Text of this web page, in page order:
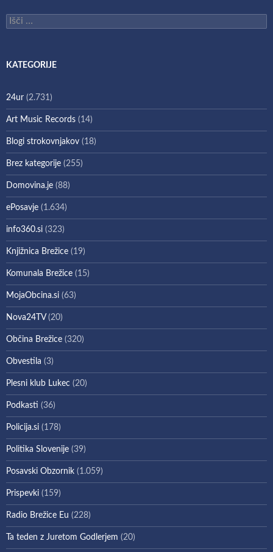
Išči:
KATEGORIJE
24ur (2.731)
Art Music Records (14)
Blogi strokovnjakov (18)
Brez kategorije (255)
Domovina.je (88)
ePosavje (1.634)
info360.si (323)
Knjižnica Brežice (19)
Komunala Brežice (15)
MojaObcina.si (63)
Nova24TV(20)
Občina Brežice (320)
Obvestila (3)
Plesni klub Lukec (20)
Podkasti (36)
Policija.si (178)
Politika Slovenije (39)
Posavski Obzornik (1.059)
Prispevki (159)
Radio Brežice Eu (228)
Ta teden z Juretom Godlerjem (20)